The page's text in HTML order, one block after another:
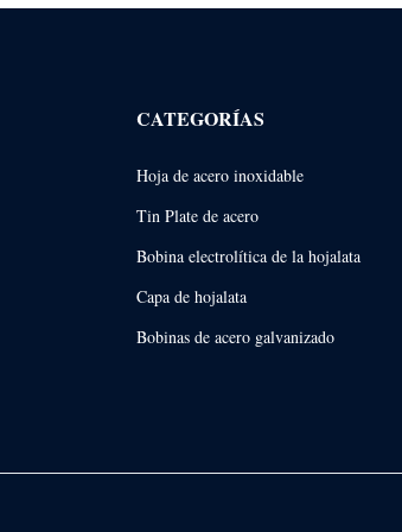
CATEGORÍAS
Hoja de acero inoxidable
Tin Plate de acero
Bobina electrolítica de la hojalata
Capa de hojalata
Bobinas de acero galvanizado